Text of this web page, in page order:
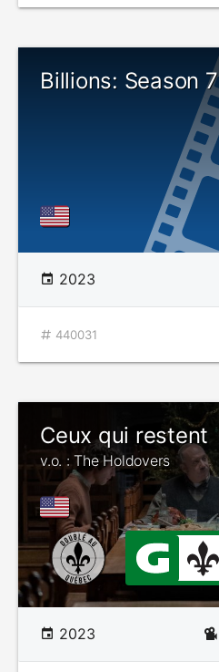
Billions: Season 7
2023
440031
Ceux qui restent
v.o. : The Holdovers
2023